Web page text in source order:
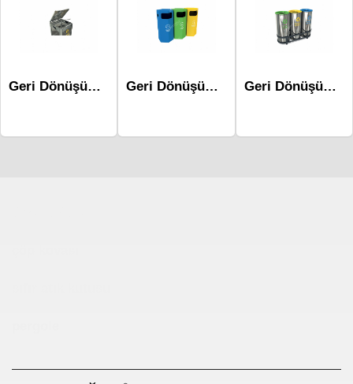
Geri Dönüşüm Atık Üniteleri Mak-685a-Tekli Geri Dönüşüm Atık Üniteleri-Mak-603b Geri Dönüşüm Atık Üniteleri - Mak-608a